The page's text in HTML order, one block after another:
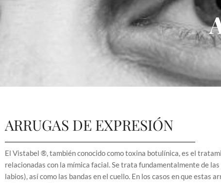
ARRUGAS DE EXPRESIÓN
El Vistabel ®, también conocido como toxina botulínica, es el
relacionadas con la mímica facial. Se trata fundamentalmente de
labios), así como las bandas en el cuello. En los casos en que